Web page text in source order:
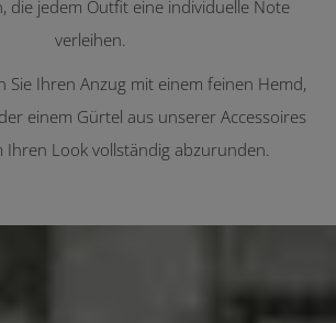
die jedem Outfit eine individuelle Note
verleihen.
Ihren Anzug mit einem feinen Hemd,
einem Gürtel aus unserer Accessoires
Ihren Look vollständig abzurunden.